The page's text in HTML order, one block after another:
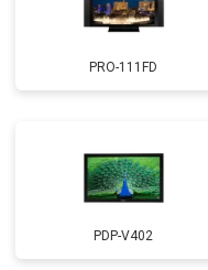
PRO-111FD
PDP-V402